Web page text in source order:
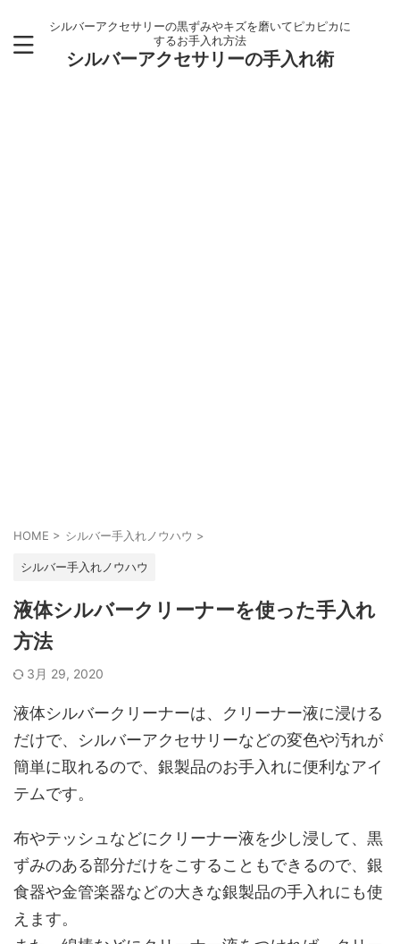
シルバーアクセサリーの黒ずみやキズを磨いてピカピカに
するお手入れ方法
シルバーアクセサリーの手入れ術
HOME > シルバー手入れノウハウ >
シルバー手入れノウハウ
液体シルバークリーナーを使った手入れ
方法
3月 29, 2020
液体シルバークリーナーは、クリーナー液に浸ける
だけで、シルバーアクセサリーなどの変色や汚れが
簡単に取れるので、銀製品のお手入れに便利なアイ
テムです。
布やテッシュなどにクリーナー液を少し浸して、黒
ずみのある部分だけをこすることもできるので、銀
食器や金管楽器などの大きな銀製品の手入れにも使
えます。